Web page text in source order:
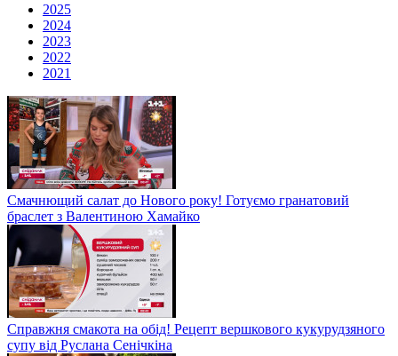
2025
2024
2023
2022
2021
Смачнющий салат до Нового року! Готуємо гранатовий
браслет з Валентиною Хамайко
Справжня смакота на обід! Рецепт вершкового кукурудзяного
супу від Руслана Сенічкіна